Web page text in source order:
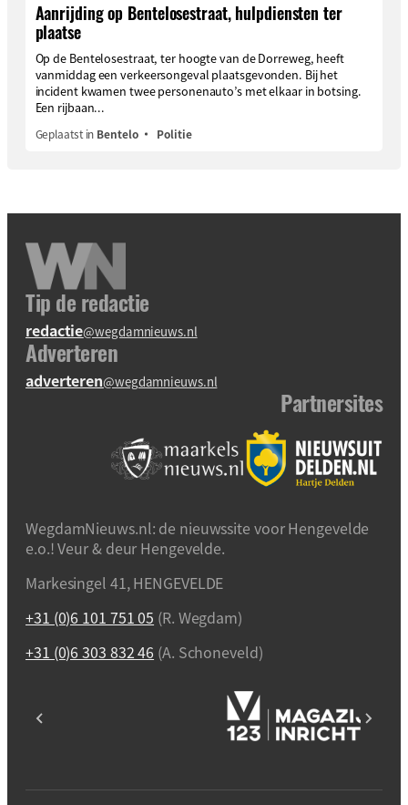
Aanrijding op Bentelosestraat, hulpdiensten ter
plaatse
Op de Bentelosestraat, ter hoogte van de Dorreweg, heeft
vanmiddag een verkeersongeval plaatsgevonden. Bij het
incident kwamen twee personenauto’s met elkaar in botsing.
Een rijbaan...
Geplaatst in Bentelo Politie
Tip de redactie
redactie@wegdamnieuws.nl
Adverteren
adverteren@wegdamnieuws.nl
Partnersites
WegdamNieuws.nl: de nieuwssite voor Hengevelde
e.o.! Veur & deur Hengevelde.
Markesingel 41, HENGEVELDE
+31 (0)6 101 751 05 (R. Wegdam)
+31 (0)6 303 832 46 (A. Schoneveld)